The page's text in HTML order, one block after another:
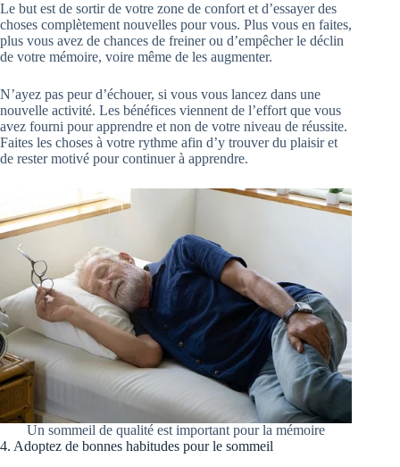
Le but est de sortir de votre zone de confort et d’essayer des
choses complètement nouvelles pour vous. Plus vous en faites,
plus vous avez de chances de freiner ou d’empêcher le déclin
de votre mémoire, voire même de les augmenter.
N’ayez pas peur d’échouer, si vous vous lancez dans une
nouvelle activité. Les bénéfices viennent de l’effort que vous
avez fourni pour apprendre et non de votre niveau de réussite.
Faites les choses à votre rythme afin d’y trouver du plaisir et
de rester motivé pour continuer à apprendre.
Un sommeil de qualité est important pour la mémoire
4. Adoptez de bonnes habitudes pour le sommeil